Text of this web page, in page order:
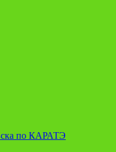
по КАРАТЭ